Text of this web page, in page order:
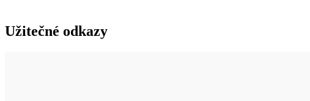
Užitečné odkazy